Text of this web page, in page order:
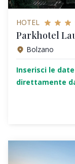
HOTEL
Parkhotel
Bolzano
Inserisci le
direttamente